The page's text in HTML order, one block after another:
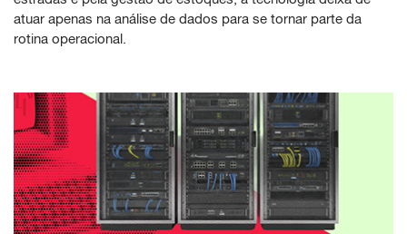
atuar apenas na análise de dados para se tornar parte da
rotina operacional.